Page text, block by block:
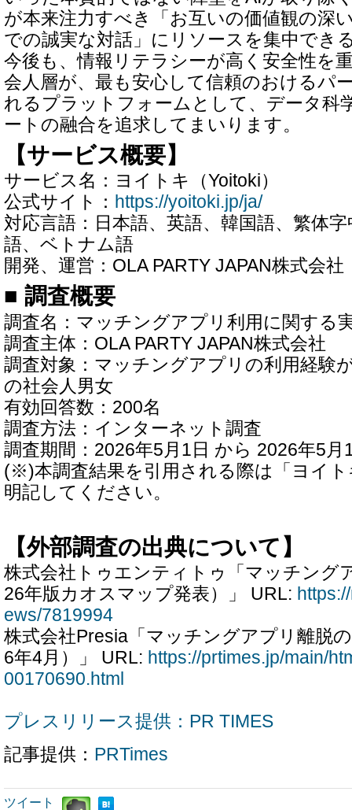
が本来注力すべき「お互いの価値観の深
での誠実な対話」にリソースを集中でき
今後も、情報リテラシーが高く安全性を
会人層が、最も安心して信頼のおけるパ
れるプラットフォームとして、データ科
ートの融合を追求してまいります。
【サービス概要】
サービス名：ヨイトキ（Yoitoki）
公式サイト： https://yoitoki.jp/ja/
対応言語：日本語、英語、韓国語、繁体
語、ベトナム語
開発、運営：OLA PARTY JAPAN株式会社
■ 調査概要
調査名：マッチングアプリ利用に関する
調査主体：OLA PARTY JAPAN株式会社
調査対象：マッチングアプリの利用経験
の社会人男女
有効回答数：200名
調査方法：インターネット調査
調査期間：2026年5月1日 から 2026年5月
(※)本調査結果を引用される際は「ヨイト
明記してください。
【外部調査の出典について】
株式会社トゥエンティトゥ「マッチング
26年版カオスマップ発表）」 URL:
ews/7819994
株式会社Presia「マッチングアプリ離脱
6年4月）」 URL: https://prtimes.jp/main/
00170690.html
プレスリリース提供：PR TIMES
記事提供： PRTimes
ツイート